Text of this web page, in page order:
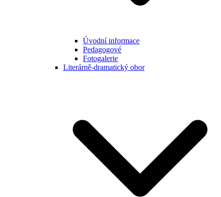
Úvodní informace
Pedagogové
Fotogalerie
Literárně-dramatický obor